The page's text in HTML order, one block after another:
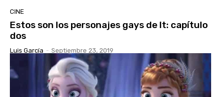
CINE
Estos son los personajes gays de It: capítulo
dos
Luis García - Septiembre 23, 2019